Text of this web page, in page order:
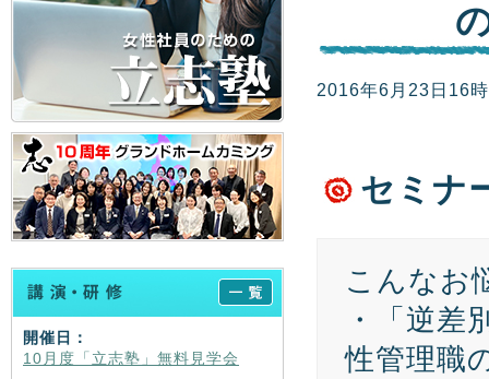
2016年6月23日16
セミナ
こんなお
・「逆差
性管理職
開催日：
10月度「立志塾」無料見学会